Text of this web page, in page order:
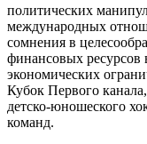
политических
международных
сомнения в
финансовых ресурсов
экономических
Кубок Первого
детско-юношеского
команд.